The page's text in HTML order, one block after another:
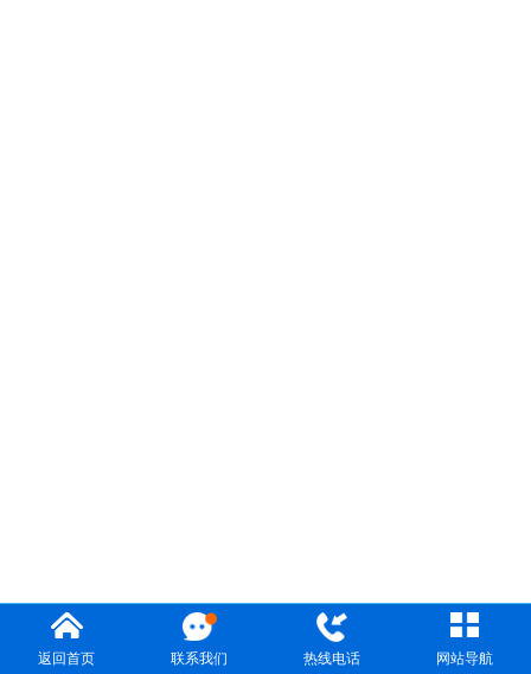
返回首页 联系我们 热线电话 网站导航